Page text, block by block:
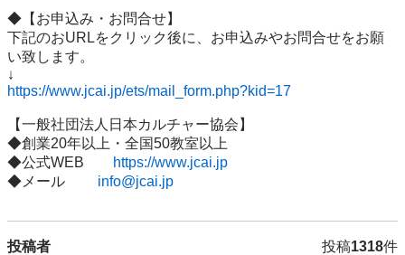
◆【お申込み・お問合せ】
下記のおURLをクリック後に、お申込みやお問合せをお願
い致します。
https://www.jcai.jp/ets/mail_form.php?kid=17
【一般社団法人日本カルチャー協会】
◆創業20年以上・全国50教室以上
◆公式WEB
https://www.jcai.jp
◆メール info@jcai.jp
投稿者 投稿1318件